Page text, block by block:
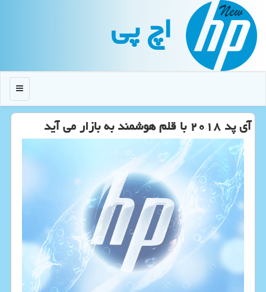
اچ پی
منو
آی پد ۲۰۱۸ با قلم هوشمند به بازار می آید